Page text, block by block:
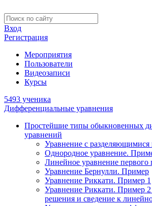
Вход
Регистрация
Мероприятия
Пользователи
Видеозаписи
Курсы
5493 ученика
Дифференциальные уравнения
Простейшие типы обыкновенных
уравнений
Уравнение с
Однородное уравнение.
Линейное уравнение
Уравнение Бернулли. Пример
Уравнение Риккати. Пример 1
Уравнение Риккати. Пример 2
решения и сведение к